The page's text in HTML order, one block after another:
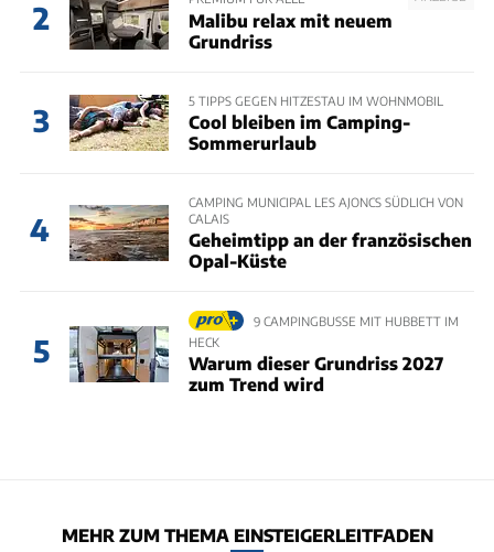
2
Malibu relax mit neuem
Grundriss
3
5 TIPPS GEGEN HITZESTAU IM WOHNMOBIL
Cool bleiben im Camping-
Sommerurlaub
4
CAMPING MUNICIPAL LES AJONCS SÜDLICH VON
CALAIS
Geheimtipp an der französischen
Opal-Küste
5
9 CAMPINGBUSSE MIT HUBBETT IM
HECK
Warum dieser Grundriss 2027
zum Trend wird
MEHR ZUM THEMA EINSTEIGERLEITFADEN